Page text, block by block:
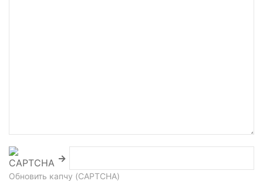
→
Обновить капчу (CAPTCHA)